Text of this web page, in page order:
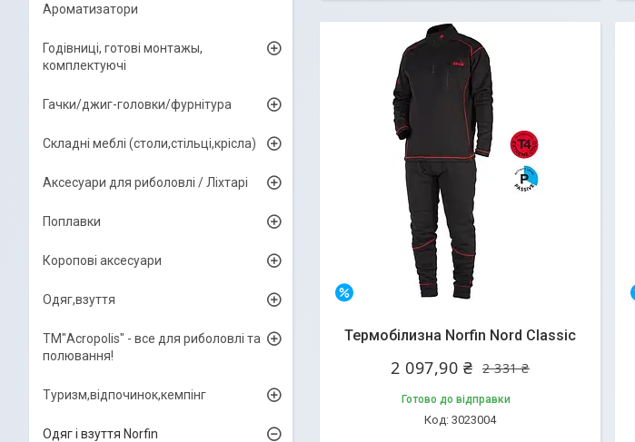
Термобілизна Norfin Nord Classic
2 331 ₴
2 097,90 ₴
Готово до відправки
3023004
Ароматизатори
Годівниці, готові монтажы,
комплектуючі
Гачки/джиг-головки/фурнітура
Складні меблі (столи,стільці,крісла)
Аксесуари для риболовлі / Ліхтарі
Поплавки
Коропові аксесуари
Одяг,взуття
ТМ"Acropolis" - все для риболовлі та
полювання!
Туризм,відпочинок,кемпінг
Одяг і взуття Norfin